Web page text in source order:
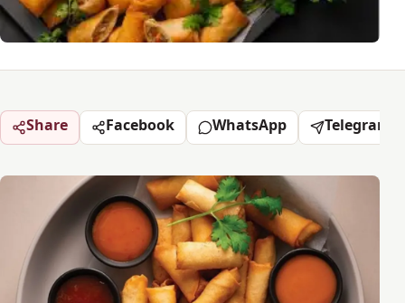
Share Facebook WhatsApp Telegram